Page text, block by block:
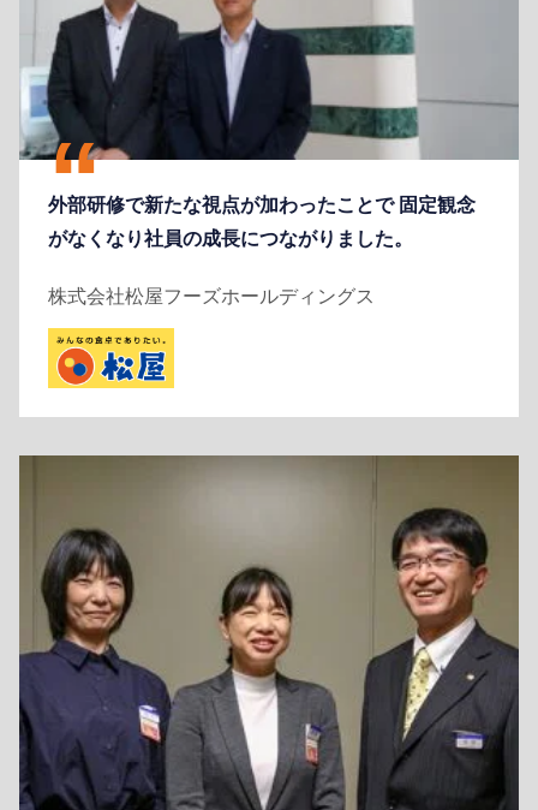
外部研修で新たな視点が加わったことで 固定観念
がなくなり社員の成長につながりました。
株式会社松屋フーズホールディングス